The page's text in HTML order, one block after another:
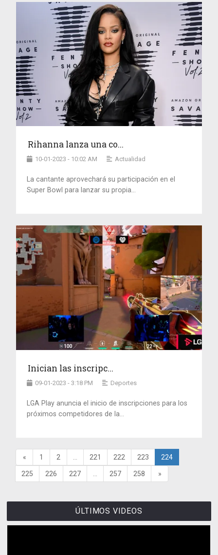
Rihanna lanza una co...
10-01-2023 - 10:02 AM Actualidad
La cantante aprovechará su participación en el
Super Bowl para lanzar su propia...
Inician las inscripc...
09-01-2023 - 3:18 PM Deportes
LGA Play anuncia el inicio de inscripciones para los
próximos competidores de la...
« 1 2 221 222 223 224
225 226 227 257 258 »
ÚLTIMOS VIDEOS